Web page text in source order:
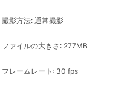
撮影方法: 通常撮影
ファイルの大きさ: 277MB
フレームレート: 30 fps